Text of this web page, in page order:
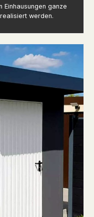
Einhausungen ganze
werden.